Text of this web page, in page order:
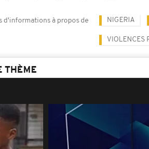
d'informations à propos de NIGERIA
VIOLENCES
THÈME